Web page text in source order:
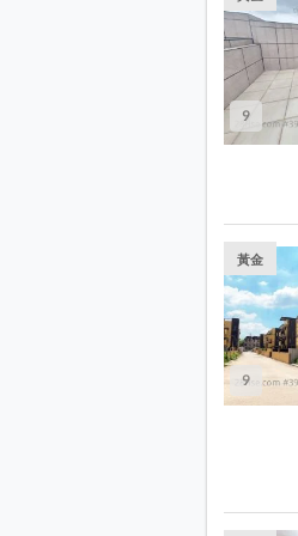
9
9
黃金